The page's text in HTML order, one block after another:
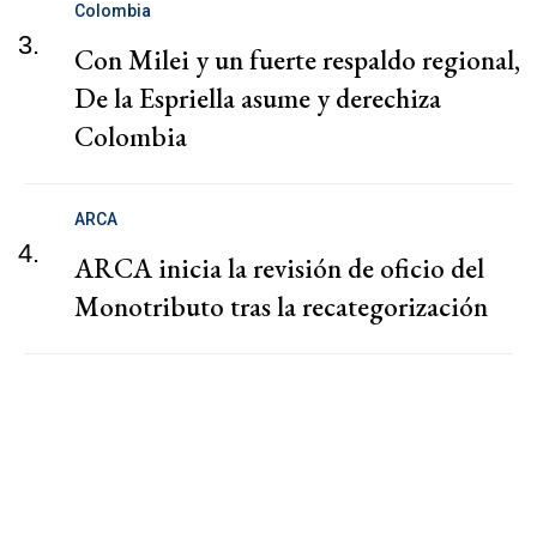
3.
Colombia
Con Milei y un fuerte respaldo regional,
De la Espriella asume y derechiza
Colombia
4.
ARCA
ARCA inicia la revisión de oficio del
Monotributo tras la recategorización